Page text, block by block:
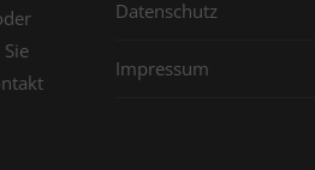
Datenschutz
Impressum